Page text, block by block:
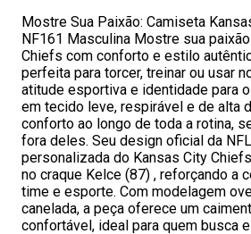
Mostre Sua Paixão: Camiseta
NF161 Masculina Mostre sua
Chiefs com conforto e estilo
perfeita para torcer, treinar ou usar
atitude esportiva e identidade para
em tecido leve, respirável e de alta
conforto ao longo de toda a rotina,
fora deles. Seu design oficial da
personalizada do Kansas City
no craque Kelce (87) , reforçando a
time e esporte. Com modelagem
canelada, a peça oferece um
confortável, ideal para quem busca